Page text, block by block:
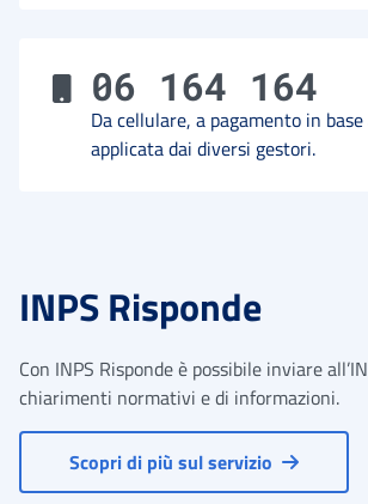
06 164 164
Da cellulare, a pagamento in
applicata dai diversi gestori.
INPS Risponde
Con INPS Risponde è possibile inviare
chiarimenti normativi e di informazioni.
Scopri di più sul servizio